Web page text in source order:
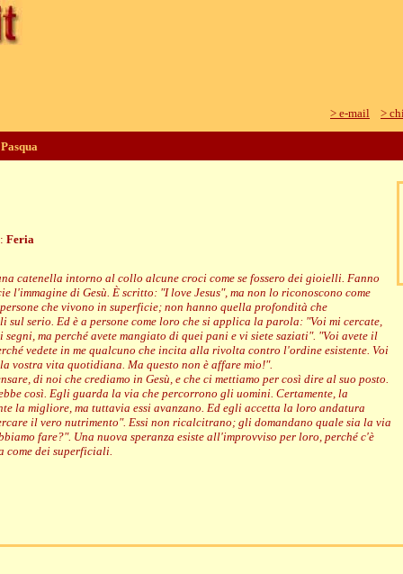
> e-mail >
Feria
catenella intorno al collo alcune croci come se fossero dei gioielli. Fanno
l'immagine di Gesù. È scritto: "I love Jesus", ma non lo riconoscono come
che vivono in superficie; non hanno quella profondità che
sul serio. Ed è a persone come loro che si applica la parola: "Voi mi cercate,
segni, ma perché avete mangiato di quei pani e vi siete saziati". "Voi avete il
vedete in me qualcuno che incita alla rivolta contro l'ordine esistente. Voi
vostra vita quotidiana. Ma questo non è affare mio!".
di noi che crediamo in Gesù, e che ci mettiamo per così dire al suo posto.
così. Egli guarda la via che percorrono gli uomini. Certamente, la
la migliore, ma tuttavia essi avanzano. Ed egli accetta la loro andatura
il vero nutrimento". Essi non ricalcitrano; gli domandano quale sia la via
fare?". Una nuova speranza esiste all'improvviso per loro, perché c'è
come dei superficiali.